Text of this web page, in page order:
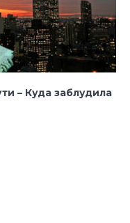
– Куда заблудила